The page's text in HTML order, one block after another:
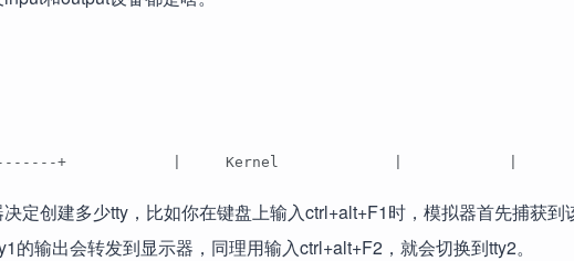
+            |     Kernel             |            |
定创建多少tty，比如你在键盘上输入ctrl+alt+F1时，模拟器首先捕获到
输出会转发到显示器，同理用输入ctrl+alt+F2，就会切换到tty2。